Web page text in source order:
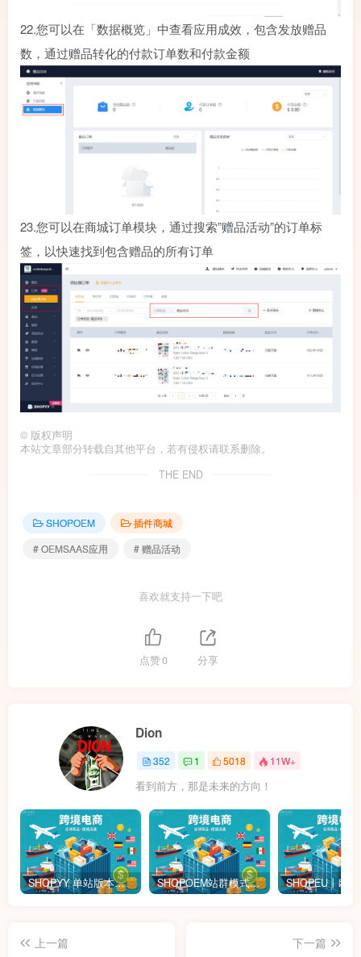
22.您可以在「数据概览」中查看应用成效，包含发放赠品
数，通过赠品转化的付款订单数和付款金额
23.您可以在商城订单模块，通过搜索”赠品活动”的订单标
签，以快速找到包含赠品的所有订单
© 版权声明
本站文章部分转载自其他平台，若有侵权请联系删除。
THE END
SHOPOEM
插件商城
# OEMSAAS应用
# 赠品活动
喜欢就支持一下吧
点赞0 分享
Dion
352 1 5018 11W+
看到前方，那是未来的方向！
SHOPYY 单站版本怎么收费？有免佣金额度吗？一年多少钱？ SHOPOEM站群模式怎么收费？不限品不封店独立站站群，送10个企业版网站！建站全免费！开通找站长
上一篇
下一篇